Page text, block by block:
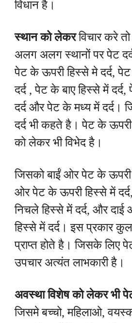
विधान है।
स्थान को लेकरविचार करे
अलग अलग स्थानों पर पेट
पेट के ऊपरी हिस्से मे दर्द,
दर्द , पेट के बाए हिस्से में दर्द,
दर्द और पेट के मध्य में दर्द।
दर्द भी कहते है। पेट के
को लेकर भी विभेद है।
जिसको बाईं ओर पेट के ऊपरी
ओर पेट के ऊपरी हिस्से में
निचले हिस्से में दर्द, और
हिस्से में दर्द। इस प्रकार
प्राप्त होते है। जिसके लिए
उपचार अत्यंत लाभकारी है।
अवस्था विशेष को लेकर भी
जिसमे बच्चो, महिलाओ,